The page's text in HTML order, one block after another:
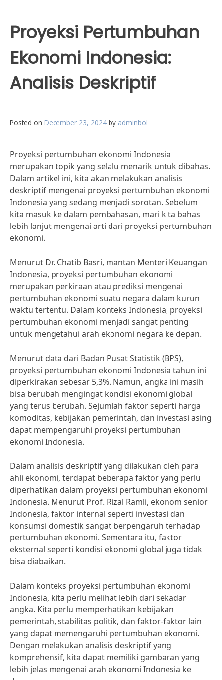
Proyeksi Pertumbuhan
Ekonomi Indonesia:
Analisis Deskriptif
Posted on December 23, 2024 by adminbol
Proyeksi pertumbuhan ekonomi Indonesia
merupakan topik yang selalu menarik untuk dibahas.
Dalam artikel ini, kita akan melakukan analisis
deskriptif mengenai proyeksi pertumbuhan ekonomi
Indonesia yang sedang menjadi sorotan. Sebelum
kita masuk ke dalam pembahasan, mari kita bahas
lebih lanjut mengenai arti dari proyeksi pertumbuhan
ekonomi.
Menurut Dr. Chatib Basri, mantan Menteri Keuangan
Indonesia, proyeksi pertumbuhan ekonomi
merupakan perkiraan atau prediksi mengenai
pertumbuhan ekonomi suatu negara dalam kurun
waktu tertentu. Dalam konteks Indonesia, proyeksi
pertumbuhan ekonomi menjadi sangat penting
untuk mengetahui arah ekonomi negara ke depan.
Menurut data dari Badan Pusat Statistik (BPS),
proyeksi pertumbuhan ekonomi Indonesia tahun ini
diperkirakan sebesar 5,3%. Namun, angka ini masih
bisa berubah mengingat kondisi ekonomi global
yang terus berubah. Sejumlah faktor seperti harga
komoditas, kebijakan pemerintah, dan investasi asing
dapat mempengaruhi proyeksi pertumbuhan
ekonomi Indonesia.
Dalam analisis deskriptif yang dilakukan oleh para
ahli ekonomi, terdapat beberapa faktor yang perlu
diperhatikan dalam proyeksi pertumbuhan ekonomi
Indonesia. Menurut Prof. Rizal Ramli, ekonom senior
Indonesia, faktor internal seperti investasi dan
konsumsi domestik sangat berpengaruh terhadap
pertumbuhan ekonomi. Sementara itu, faktor
eksternal seperti kondisi ekonomi global juga tidak
bisa diabaikan.
Dalam konteks proyeksi pertumbuhan ekonomi
Indonesia, kita perlu melihat lebih dari sekadar
angka. Kita perlu memperhatikan kebijakan
pemerintah, stabilitas politik, dan faktor-faktor lain
yang dapat memengaruhi pertumbuhan ekonomi.
Dengan melakukan analisis deskriptif yang
komprehensif, kita dapat memiliki gambaran yang
lebih jelas mengenai arah ekonomi Indonesia ke